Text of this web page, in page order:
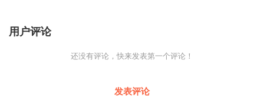
用户评论
还没有评论，快来发表第一个评论！
发表评论